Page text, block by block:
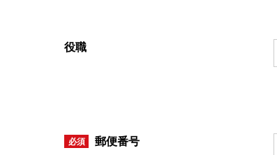
役職
必須 郵便番号